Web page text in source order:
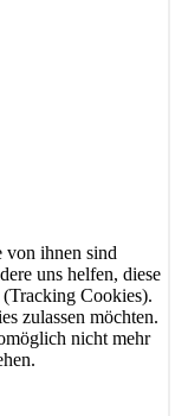
von ihnen sind
uns helfen, diese
Cookies).
zulassen möchten.
nicht mehr